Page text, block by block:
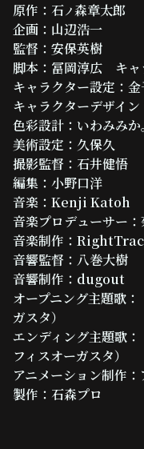
原作：石ノ森章太郎
企画：山辺浩一
監督：安保英樹
脚本：冨岡淳広 キャ
キャラクター設定：
キャラクターデザイ
色彩設計：いわみみか。
美術設定：久保久
撮影監督：石井健悟
編集：小野口洋
音楽：Kenji Katoh
音楽プロデューサー
音楽制作：
音響監督：八巻大樹
音響制作：dugout
オープニング主題歌
ガスタ）
エンディング主題歌
フィスオーガスタ）
アニメーション制作：
製作：石森プロ